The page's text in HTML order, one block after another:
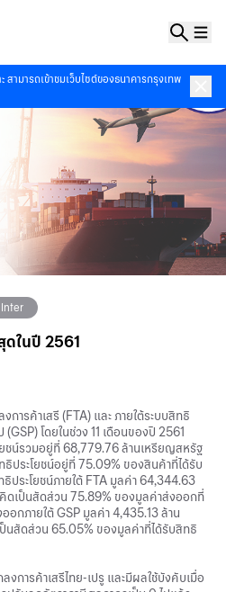
สามารถเข้าชมเว็บไซต์ของธนาคารกรุงเทพ
ดในปี 2561
การค้าเสรี (FTA) และ ภายใต้ระบบสิทธิ
โดยในช่วง 11 เดือนของปี 2561
ชน์รวมอยู่ที่ 68,779.76 ล้านเหรียญสหรัฐ
ธิประโยชน์อยู่ที่ 75.09% ของสินค้าที่ได้รับ
ประโยชน์ภายใต้ FTA มูลค่า 64,344.63
ดเป็นสัดส่วน 75.89% ของมูลค่าส่งออกที่
อกภายใต้ GSP มูลค่า 4,435.13 ล้าน
นสัดส่วน 65.05% ของมูลค่าที่ได้รับสิทธิ
งการค้าเสรีไทย-เปรู และมีผลใช้บังคับเมื่อ